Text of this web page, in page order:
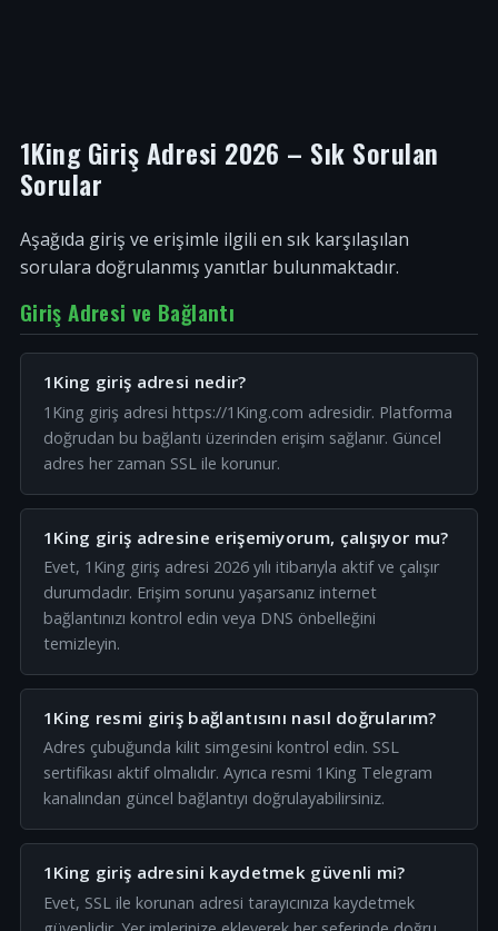
1King Giriş Adresi 2026 – Sık Sorulan
Sorular
Aşağıda giriş ve erişimle ilgili en sık karşılaşılan
sorulara doğrulanmış yanıtlar bulunmaktadır.
Giriş Adresi ve Bağlantı
1King giriş adresi nedir?
1King giriş adresi https://1King.com adresidir. Platforma
doğrudan bu bağlantı üzerinden erişim sağlanır. Güncel
adres her zaman SSL ile korunur.
1King giriş adresine erişemiyorum, çalışıyor mu?
Evet, 1King giriş adresi 2026 yılı itibarıyla aktif ve çalışır
durumdadır. Erişim sorunu yaşarsanız internet
bağlantınızı kontrol edin veya DNS önbelleğini
temizleyin.
1King resmi giriş bağlantısını nasıl doğrularım?
Adres çubuğunda kilit simgesini kontrol edin. SSL
sertifikası aktif olmalıdır. Ayrıca resmi 1King Telegram
kanalından güncel bağlantıyı doğrulayabilirsiniz.
1King giriş adresini kaydetmek güvenli mi?
Evet, SSL ile korunan adresi tarayıcınıza kaydetmek